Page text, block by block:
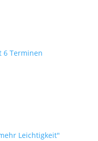
6 Terminen
Leichtigkeit"